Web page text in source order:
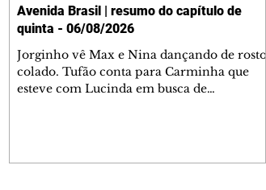
Avenida Brasil | resumo do capítulo de
quinta - 06/08/2026
Jorginho vê Max e Nina dançando de rosto
colado. Tufão conta para Carminha que
esteve com Lucinda em busca de